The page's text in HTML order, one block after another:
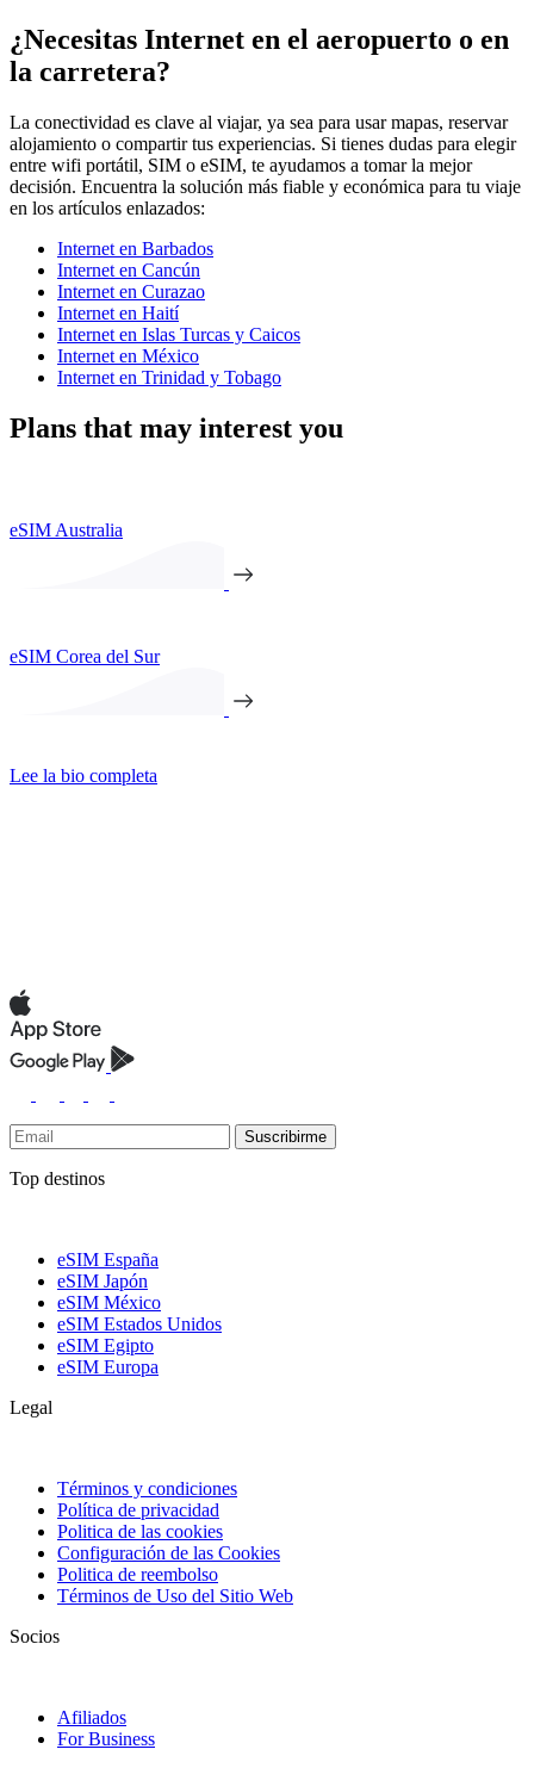
¿Necesitas Internet en el aeropuerto o en
la carretera?
La conectividad es clave al viajar, ya sea para usar mapas, reservar
alojamiento o compartir tus experiencias. Si tienes dudas para elegir
entre wifi portátil, SIM o eSIM, te ayudamos a tomar la mejor
decisión. Encuentra la solución más fiable y económica para tu viaje
en los artículos enlazados:
Internet en Barbados
Internet en Cancún
Internet en Curazao
Internet en Haití
Internet en Islas Turcas y Caicos
Internet en México
Internet en Trinidad y Tobago
Plans that may interest you
eSIM Australia
eSIM Corea del Sur
Lee la bio completa
Suscribirme
Top destinos
eSIM España
eSIM Japón
eSIM México
eSIM Estados Unidos
eSIM Egipto
eSIM Europa
Legal
Términos y condiciones
Política de privacidad
Politica de las cookies
Configuración de las Cookies
Politica de reembolso
Términos de Uso del Sitio Web
Socios
Afiliados
For Business